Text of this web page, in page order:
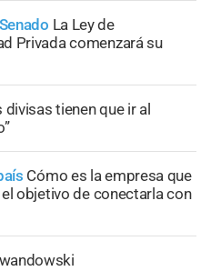
La Ley de
Privada comenzará su
divisas tienen que ir al
Cómo es la empresa que
objetivo de conectarla con